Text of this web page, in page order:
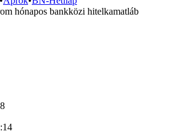
hónapos bankközi hitelkamatláb